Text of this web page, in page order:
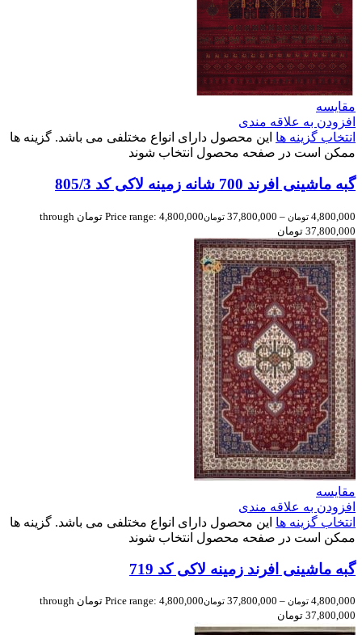
مقایسه
افزودن به علاقه مندی
انتخاب گزینه ها این محصول دارای انواع مختلفی می باشد. گزینه ها
ممکن است در صفحه محصول انتخاب شوند
گبه ماشینی افرند 700 شانه زمینه لاکی کد 805/3
4,800,000 تومان –
37,800,000 تومان
Price range: 4,800,000 تومان through
37,800,000 تومان
مقایسه
افزودن به علاقه مندی
انتخاب گزینه ها این محصول دارای انواع مختلفی می باشد. گزینه ها
ممکن است در صفحه محصول انتخاب شوند
گبه ماشینی افرند زمینه لاکی کد 719
4,800,000 تومان –
37,800,000 تومان
Price range: 4,800,000 تومان through
37,800,000 تومان